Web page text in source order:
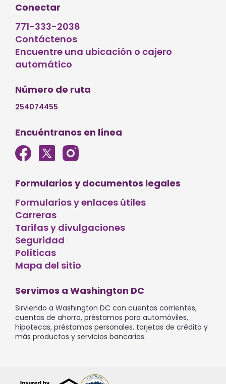
Conectar
771-333-2038
Contáctenos
Encuentre una ubicación o cajero
automático
Número de ruta
254074455
Encuéntranos en línea
Formularios y documentos legales
Formularios y enlaces útiles
Carreras
Tarifas y divulgaciones
Seguridad
Políticas
Mapa del sitio
Servimos a Washington DC
Sirviendo a Washington DC con cuentas corrientes,
cuentas de ahorro, préstamos para automóviles,
hipotecas, préstamos personales, tarjetas de crédito y
más productos y servicios bancarios.